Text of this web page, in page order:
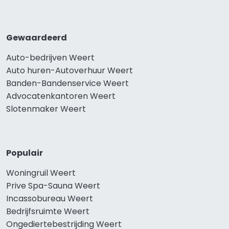
Gewaardeerd
Auto-bedrijven Weert
Auto huren-Autoverhuur Weert
Banden-Bandenservice Weert
Advocatenkantoren Weert
Slotenmaker Weert
Populair
Woningruil Weert
Prive Spa-Sauna Weert
Incassobureau Weert
Bedrijfsruimte Weert
Ongediertebestrijding Weert